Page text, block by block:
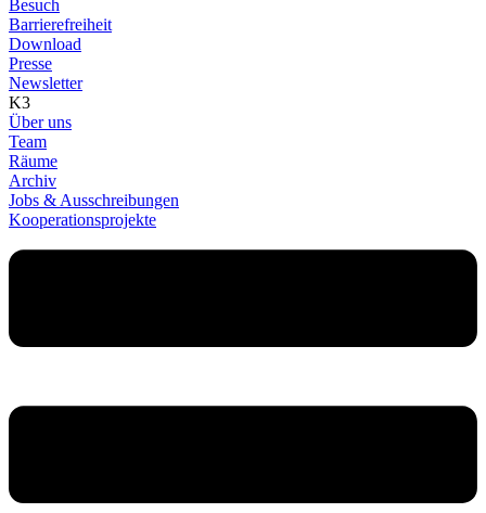
Besuch
Barrierefreiheit
Download
Presse
Newsletter
K3
Über uns
Team
Räume
Archiv
Jobs & Ausschreibungen
Kooperationsprojekte